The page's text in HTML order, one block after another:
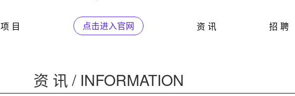
项 目 点击进入官网 资 讯 招 聘
资 讯 / INFORMATION